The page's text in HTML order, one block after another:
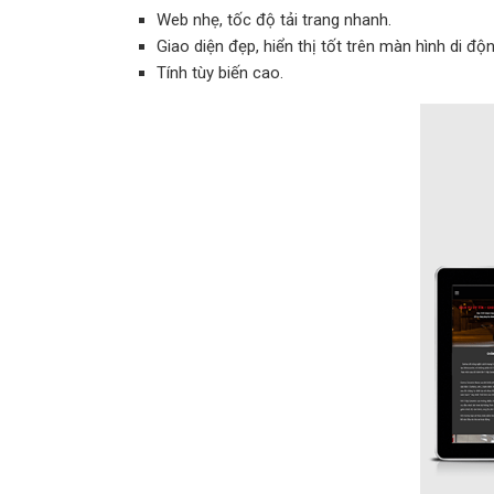
Web nhẹ, tốc độ tải trang nhanh.
Giao diện đẹp, hiển thị tốt trên màn hình di
Tính tùy biến cao.